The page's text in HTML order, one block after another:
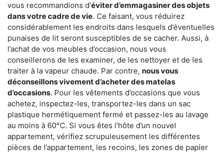
vous recommandions d’éviter d’emmagasiner des objets
dans votre cadre de vie. Ce faisant, vous réduirez
considérablement les endroits dans lesquels d’éventuelles
punaises de lit seront susceptibles de se cacher. Aussi, à
l’achat de vos meubles d’occasion, nous vous
conseillerons de les examiner, de les nettoyer et de les
traiter à la vapeur chaude. Par contre, nous vous
déconseillons vivement d’acheter des matelas
d’occasions. Pour les vêtements d’occasions que vous
achetez, inspectez-les, transportez-les dans un sac
plastique hermétiquement fermé et passez-les au lavage
au moins à 60°C. Si vous êtes l’hôte d’un nouvel
appartement, vérifiez scrupuleusement les différentes
pièces de l’appartement, les recoins, les zones de papier